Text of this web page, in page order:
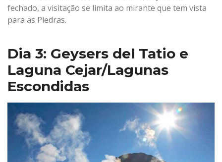
fechado, a visitação se limita ao mirante que tem vista
para as Piedras.
Dia 3: Geysers del Tatio e
Laguna Cejar/Lagunas
Escondidas